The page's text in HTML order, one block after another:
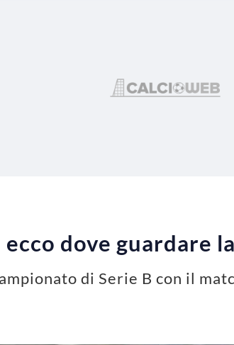
ecco dove guardare
di Serie B con il